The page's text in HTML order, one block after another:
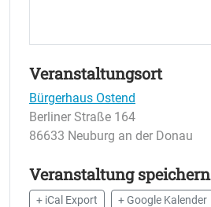
Veranstaltungsort
Bürgerhaus Ostend
Berliner Straße 164
86633 Neuburg an der Donau
Veranstaltung speichern
+ iCal Export + Google Kalender